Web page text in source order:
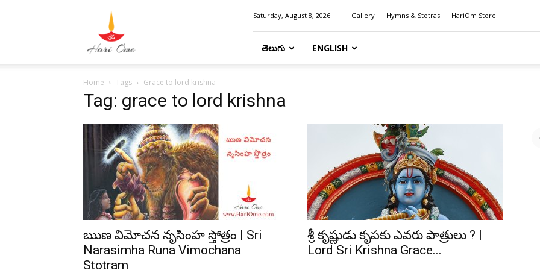
Saturday, August 8, 2026 Gallery Hymns & Stotras HariOm Store
తెలుగు ENGLISH
Home Tags Grace to lord krishna
Tag: grace to lord krishna
ఋణ విమోచన నృసింహ స్తోత్రం | Sri
Narasimha Runa Vimochana
Stotram
శ్రీ కృష్ణుడు కృపకు ఎవరు పాత్రులు ? |
Lord Sri Krishna Grace...